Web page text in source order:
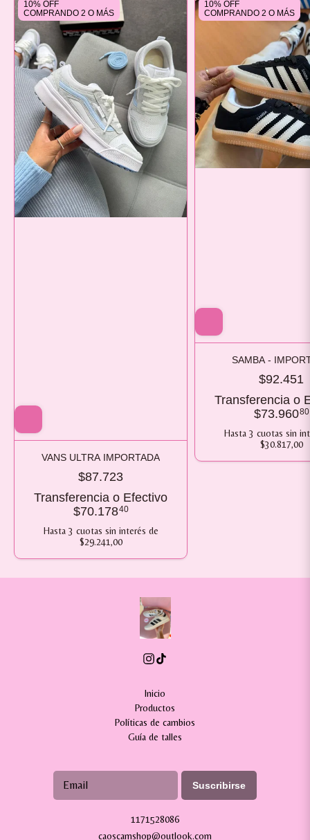
10% OFF
COMPRANDO 2 O MÁS
VANS ULTRA IMPORTADA
$87.723
Transferencia o Efectivo
$70.17840
Hasta 3 cuotas sin interés de
$29.241,00
10% OFF
COMPRANDO 2 O MÁS
SAMBA -
$92.451
Transferencia o
$73.96080
Hasta 3 cuotas sin
$30.817,00
Inicio
Productos
Políticas de cambios
Guía de talles
Suscribirse
1171528086
caoscamshop@outlook.com